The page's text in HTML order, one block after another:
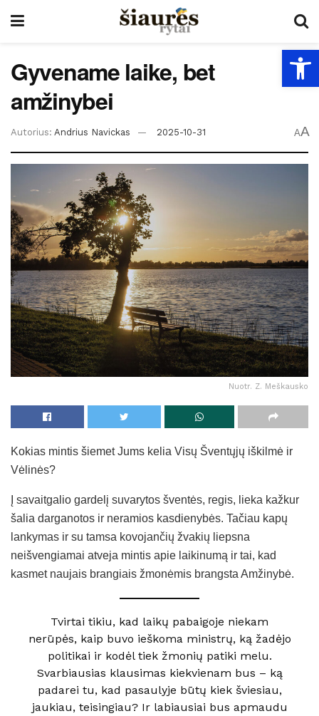
Gyvename laike, bet
amžinybei
Autorius: Andrius Navickas 2025-10-31 AA
Nuotr. Z. Meškausko
Kokias mintis šiemet Jums kelia Visų Šventųjų iškilmė ir
Vėlinės?
Į savaitgalio gardelį suvarytos šventės, regis, lieka kažkur
šalia darganotos ir neramios kasdienybės. Tačiau kapų
lankymas ir su tamsa kovojančių žvakių liepsna
neišvengiamai atveja mintis apie laikinumą ir tai, kad
kasmet naujais brangiais žmonėmis brangsta Amžinybė.
Tvirtai tikiu, kad laikų pabaigoje niekam
nerūpės, kaip buvo ieškoma ministrų, ką žadėjo
politikai ir kodėl tiek žmonių patiki melu.
Svarbiausias klausimas kiekvienam bus – ką
padarei tu, kad pasaulyje būtų kiek šviesiau,
jaukiau, teisingiau? Ir labiausiai bus apmaudu